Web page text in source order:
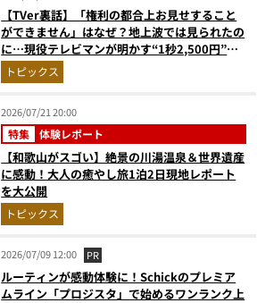
【TVer裏話】「権利の都合上お見せすること
ができません」はなぜ？地上波では見られたの
に…現役テレビマンが明かす“1秒2,500円”の
えげつない現実
トピックス
2026/07/21 20:00
特集 体験レポート
【和歌山がスゴい】絶景の川湯温泉＆世界遺産
に感動！大人の癒やし旅1泊2日現地レポート
を大公開
トピックス
2026/07/09 12:00 PR
ルーティンが感動体験に！Schickのプレミア
ムライン「プロジスタ」で始めるワンランク上